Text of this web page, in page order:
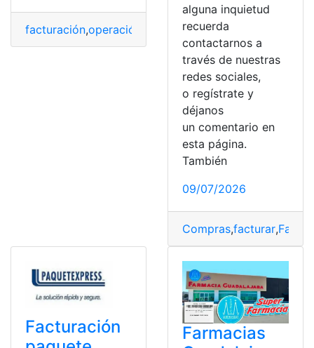
facturación,operación proceso,Productos
alguna inquietud
recuerda
contactarnos a
través de nuestras
redes sociales,
o regístrate y
déjanos
un comentario en
esta página.
También
09/07/2026
Compras,facturar,
Facturación
Farmacias